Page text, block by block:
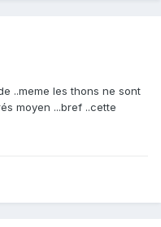
..meme les thons ne sont
moyen ...bref ..cette